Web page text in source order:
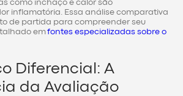
como inchaço e calor são
inflamatória. Essa análise comparativa
de partida para compreender seu
emfontes especializadas sobre o
Diferencial: A
da Avaliação